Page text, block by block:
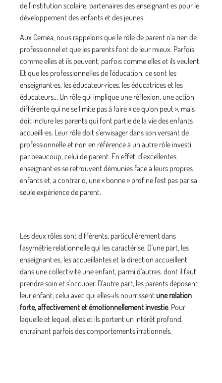
de l'institution scolaire, partenaires des enseignant·es pour le
développement des enfants et des jeunes.
Aux Ceméa, nous rappelons que le rôle de parent n'a rien de
professionnel et que les parents font de leur mieux. Parfois
comme elles et ils peuvent, parfois comme elles et ils veulent.
Et que les professionnel·les de l'éducation, ce sont les
enseignant·es, les éducateur·rices. les éducatrices et les
éducateurs... Un rôle qui implique une réflexion, une action
différente qui ne se limite pas à faire « ce qu'on peut », mais
doit inclure les parents qui font partie de la vie des enfants
accueilli·es. Leur rôle doit s'envisager dans son versant de
professionnel·le et non en référence à un autre rôle investi
par beaucoup, celui de parent. En effet, d'excellentes
enseignant·es se retrouvent démunies face à leurs propres
enfants et, a contrario, une « bonne » prof ne l'est pas par sa
seule expérience de parent.
Les deux rôles sont différents, particulièrement dans
l'asymétrie relationnelle qui les caractérise. D'une part, les
enseignant·es, les accueillantes et la direction accueillent
dans une collectivité une enfant, parmi d'autres. dont il faut
prendre soin et s'occuper. D'autre part, les parents déposent
leur enfant, celui avec qui elles-ils nourrissent une relation
forte, affectivement et émotionnellement investie. Pour
laquelle et lequel, elles et ils portent un intérêt profond,
entraînant parfois des comportements irrationnels.